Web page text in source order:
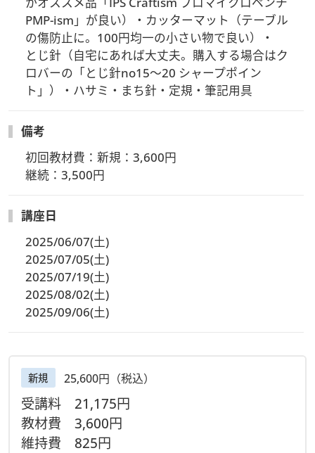
【注意事項】
ビデオ・Web会議アプリケーション「Zoom meeting」を使用
します。Zoomのサービス、機能、セキュリティ等を各自ご理
解いただいた上でご参加ください。カメラ・マイクはOFFのま
までもご参加可能です。
日本国内在住の方のみご参加いただけます。
PMP-ism」が良い）・カッターマット（テーブル
の傷防止に。100円均一の小さい物で良い）・
とじ針（自宅にあれば大丈夫。購入する場合はク
ロバーの「とじ針no15～20 シャープポイン
ト」）・ハサミ・まち針・定規・筆記用具
備考
初回教材費：新規：3,600円
継続：3,500円
講座日
2025/06/07(土)
2025/07/05(土)
2025/07/19(土)
2025/08/02(土)
2025/09/06(土)
新規 25,600円（税込）
受講料 21,175円
教材費 3,600円
維持費 825円